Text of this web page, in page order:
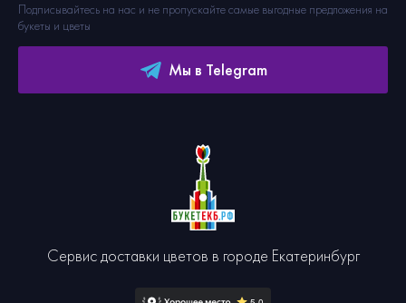
Сервис доставки цветов в городе Екатеринбург
Подписывайтесь на нас и не пропускайте самые выгодные предложения на
букеты и цветы
Мы в Telegram